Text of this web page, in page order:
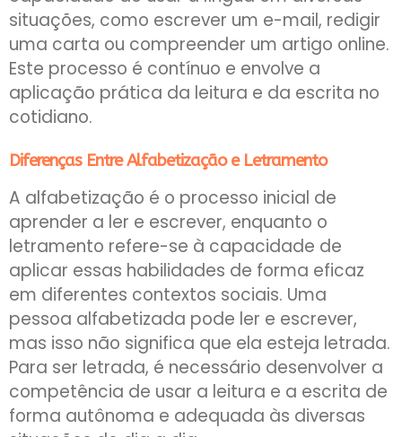
situações, como escrever um e-mail, redigir
uma carta ou compreender um artigo online.
Este processo é contínuo e envolve a
aplicação prática da leitura e da escrita no
cotidiano.
Diferenças Entre Alfabetização e Letramento
A alfabetização é o processo inicial de
aprender a ler e escrever, enquanto o
letramento refere-se à capacidade de
aplicar essas habilidades de forma eficaz
em diferentes contextos sociais. Uma
pessoa alfabetizada pode ler e escrever,
mas isso não significa que ela esteja letrada.
Para ser letrada, é necessário desenvolver a
competência de usar a leitura e a escrita de
forma autônoma e adequada às diversas